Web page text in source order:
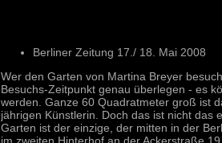
Berliner Zeitung 17./ 18. Mai 2008
Wer den Garten von Martina Breyer
Besuchs-Zeitpunkt genau überlegen - es
werden. Ganze 60 Quadratmeter groß ist
jährigen Künstlerin. Doch das ist nicht das
Garten ist der einzige, der mitten in der
im zweiten Hinterhof an der Ackerstraße